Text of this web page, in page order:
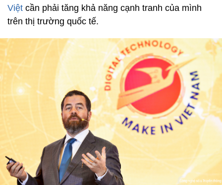
Việt cần phải tăng khả năng cạnh tranh của mình
trên thị trường quốc tế.